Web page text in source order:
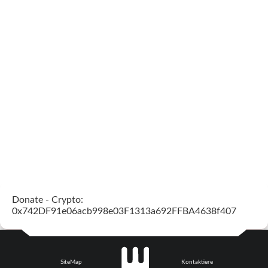
Donate - Crypto:
0x742DF91e06acb998e03F1313a692FFBA4638f407
SiteMap Kontaktiere